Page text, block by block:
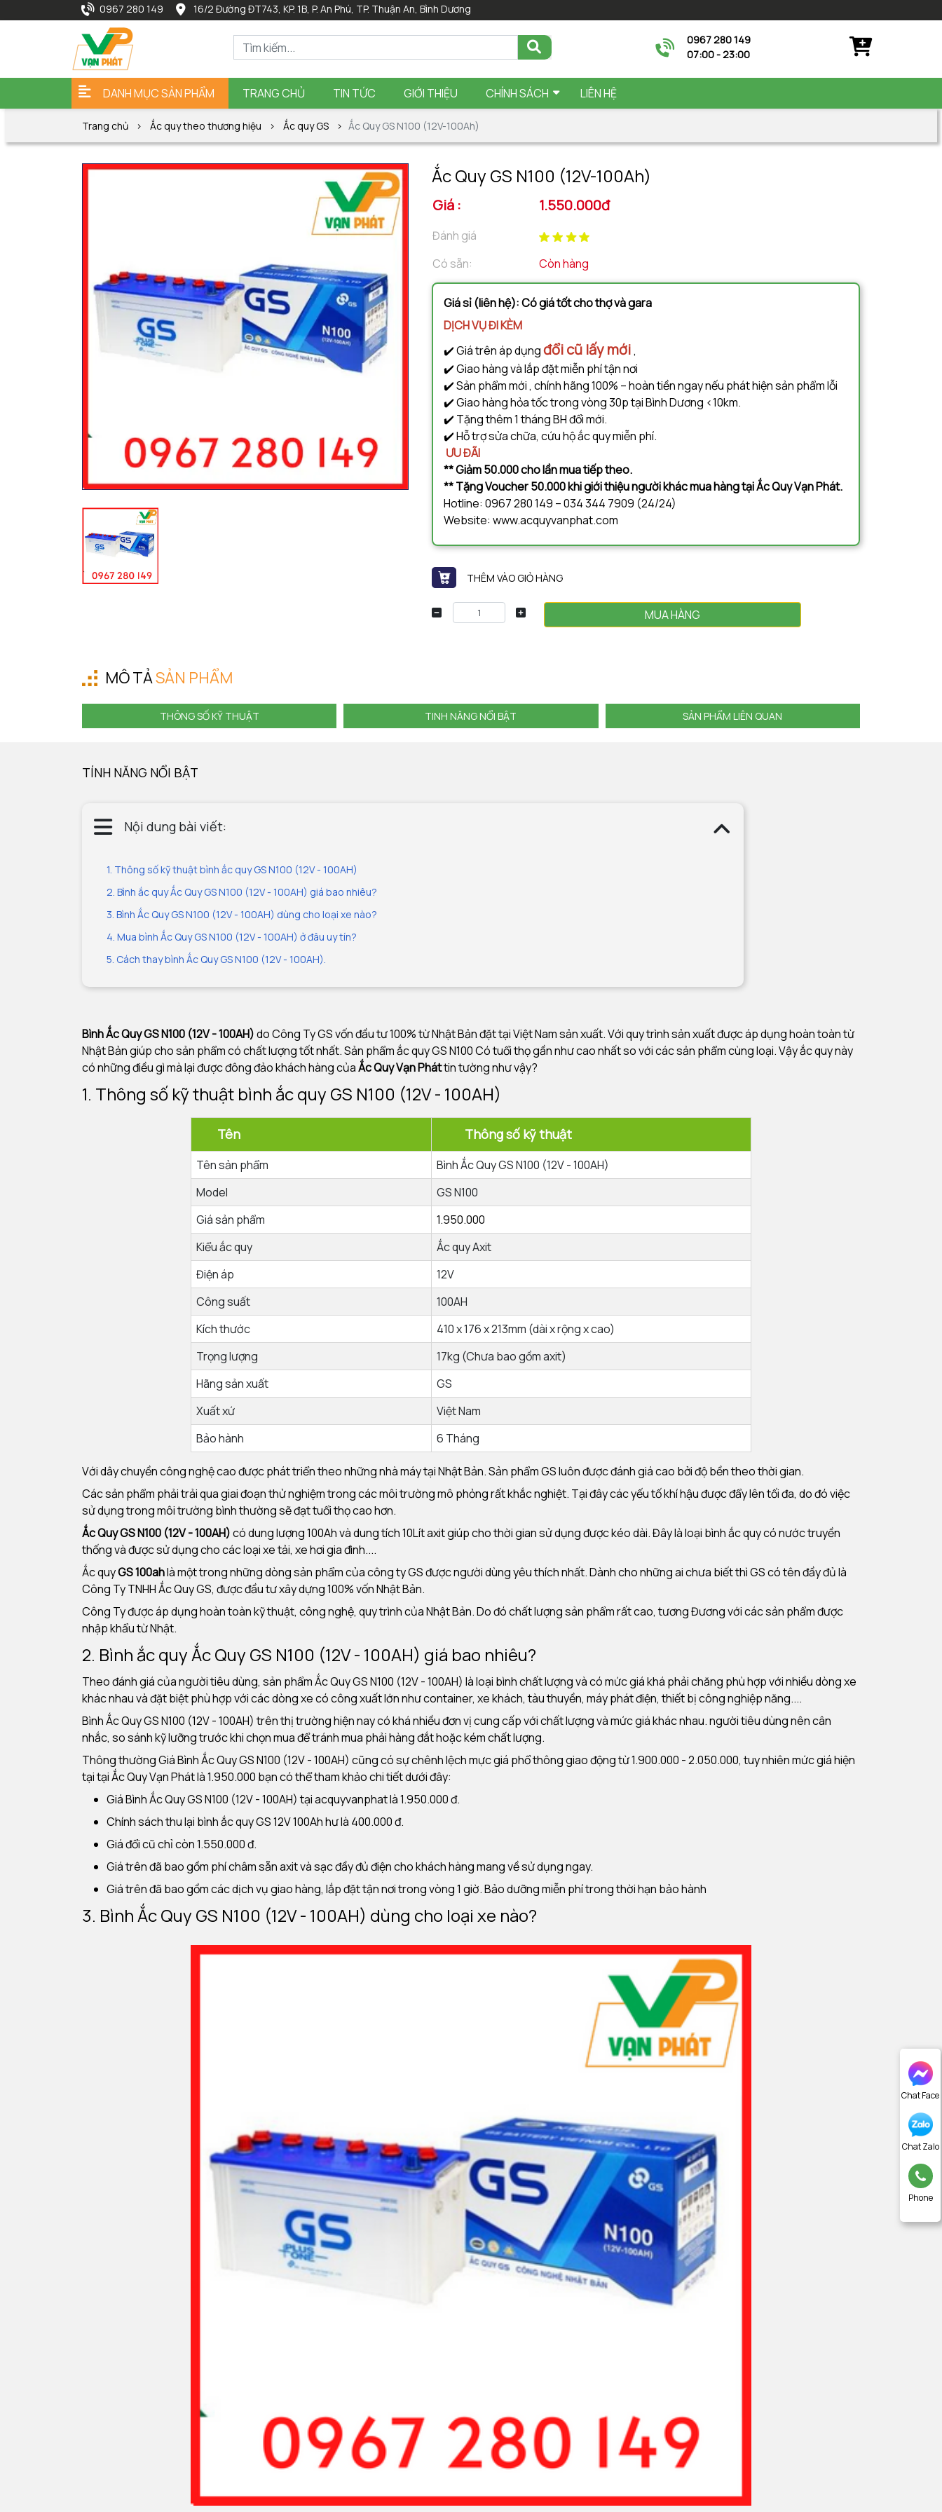
0967 280 149 16/2 Đường ĐT743, KP. 1B, P. An Phú, TP. Thuận An, Bình Dương
0967 280 149
07:00 - 23:00
DANH MỤC SẢN PHẨM TRANG CHỦ TIN TỨC GIỚI THIỆU CHÍNH SÁCH LIÊN HỆ
Chat Face
Chat Zalo
Phone
Trang chủ Ắc quy theo thương hiệu Ắc quy GS Ắc Quy GS N100 (12V-100Ah)
Ắc Quy GS N100 (12V-100Ah)
Giá : 1.550.000đ
Đánh giá
Có sẵn:
Còn hàng
Giá sỉ (liên hệ): Có giá tốt cho thợ và gara
DỊCH VỤ ĐI KÈM
✔️ Giá trên áp dụngđổi cũ lấy mới ,
✔️ Giao hàng và lắp đặt miễn phí tận nơi
✔️ Sản phẩm mới , chính hãng 100% – hoàn tiền ngay nếu phát hiện sản phẩm lỗi
✔️ Giao hàng hỏa tốc trong vòng 30p tại Bình Dương <10km.
✔️ Tặng thêm 1 tháng BH đổi mới.
✔️ Hỗ trợ sửa chữa, cứu hộ ắc quy miễn phí.
ƯU ĐÃI
** Giảm 50.000 cho lần mua tiếp theo.
** Tặng Voucher 50.000 khi giới thiệu người khác mua hàng tại Ắc Quy Vạn Phát.
Hotline: 0967 280 149 – 034 344 7909 (24/24)
Website: www.acquyvanphat.com
THÊM VÀO GIỎ HÀNG
MUA HÀNG
MÔ TẢSẢN PHẨM
THÔNG SỐ KỸ THUẬT TINH NĂNG NỔI BẬT SẢN PHẨM LIÊN QUAN
TÍNH NĂNG NỔI BẬT
Nội dung bài viết:
1. Thông số kỹ thuật bình ắc quy GS N100 (12V - 100AH)
2. Bình ắc quy Ắc Quy GS N100 (12V - 100AH) giá bao nhiêu?
3. Bình Ắc Quy GS N100 (12V - 100AH) dùng cho loại xe nào?
4. Mua bình Ắc Quy GS N100 (12V - 100AH) ở đâu uy tín?
5. Cách thay bình Ắc Quy GS N100 (12V - 100AH).
Bình Ắc Quy GS N100 (12V - 100AH)do Công Ty GS vốn đầu tư 100% từ Nhật Bản đặt tại Việt Nam sản xuất. Với quy trình sản xuất được áp dụng hoàn toàn từ
Nhật Bản giúp cho sản phẩm có chất lượng tốt nhất. Sản phẩm ắc quy GS N100 Có tuổi thọ gần như cao nhất so với các sản phẩm cùng loại. Vậy ắc quy này
có những điều gì mà lại được đông đảo khách hàng củaẮc Quy Vạn Pháttin tường như vậy?
1. Thông số kỹ thuật bình ắc quy GS N100 (12V - 100AH)
Tên Thông số kỹ thuật
Tên sản phẩm
Bình Ắc Quy GS N100 (12V - 100AH)
Model
GS N100
Giá sản phẩm
1.950.000
Kiểu ắc quy
Ắc quy Axit
Điện áp
12V
Công suất
100AH
Kích thước
410 x 176 x 213mm (dài x rộng x cao)
Trọng lượng
17kg (Chưa bao gồm axit)
Hãng sản xuất
GS
Xuất xứ
Việt Nam
Bảo hành
6 Tháng
Với dây chuyền công nghệ cao được phát triển theo những nhà máy tại Nhật Bản. Sản phẩm GS luôn được đánh giá cao bởi độ bền theo thời gian.
Các sản phẩm phải trải qua giai đoạn thử nghiệm trong các môi trường mô phỏng rất khắc nghiệt. Tại đây các yếu tố khí hậu được đẩy lên tối đa, do đó việc
sử dụng trong môi trường bình thường sẽ đạt tuổi thọ cao hơn.
Ắc Quy GS N100 (12V - 100AH)có dung lượng 100Ah và dung tích 10Lít axit giúp cho thời gian sử dụng được kéo dài. Đây là loại bình ắc quy có nước truyền
thống và được sử dụng cho các loại xe tải, xe hơi gia đình....
Ắc quyGS 100ahlà một trong những dòng sản phẩm của công ty GS được người dùng yêu thích nhất. Dành cho những ai chưa biết thì GS có tên đầy đủ là
Công Ty TNHH Ắc Quy GS, được đầu tư xây dựng 100% vốn Nhật Bản.
Công Ty được áp dụng hoàn toàn kỹ thuật, công nghệ, quy trình của Nhật Bản. Do đó chất lượng sản phẩm rất cao, tương Đương với các sản phẩm được
nhập khẩu từ Nhật.
2. Bình ắc quyẮc Quy GS N100 (12V - 100AH) giá bao nhiêu?
Theo đánh giá của người tiêu dùng, sản phẩm Ắc Quy GS N100 (12V - 100AH) là loại bình chất lượng và có mức giá khá phải chăng phù hợp với nhiều dòng xe
khác nhau và đặt biệt phù hợp với các dòng xe có công xuất lớn như container, xe khách, tàu thuyền, máy phát điện, thiết bị công nghiệp năng....
Bình Ắc Quy GS N100 (12V - 100AH) trên thị trường hiện nay có khá nhiều đơn vị cung cấp với chất lượng và mức giá khác nhau. người tiêu dùng nên cân
nhắc, so sánh kỹ lưỡng trước khi chọn mua để tránh mua phải hàng đắt hoặc kém chất lượng.
Thông thường Giá Bình Ắc Quy GS N100 (12V - 100AH) cũng có sự chênh lệch mực giá phổ thông giao động từ 1.900.000 - 2.050.000, tuy nhiên mức giá hiện
tại tại Ắc Quy Vạn Phát là 1.950.000 bạn có thể tham khảo chi tiết dưới đây:
Giá Bình Ắc Quy GS N100 (12V - 100AH) tại acquyvanphat là 1.950.000 đ.
Chính sách thu lại bình ắc quy GS 12V 100Ah hư là 400.000 đ.
Giá đổi cũ chỉ còn 1.550.000 đ.
Giá trên đã bao gồm phí châm sẵn axit và sạc đầy đủ điện cho khách hàng mang về sử dụng ngay.
Giá trên đã bao gồm các dịch vụ giao hàng, lắp đặt tận nơi trong vòng 1 giờ. Bảo dưỡng miễn phí trong thời hạn bảo hành
3. Bình Ắc Quy GS N100 (12V - 100AH) dùng cho loại xe nào?